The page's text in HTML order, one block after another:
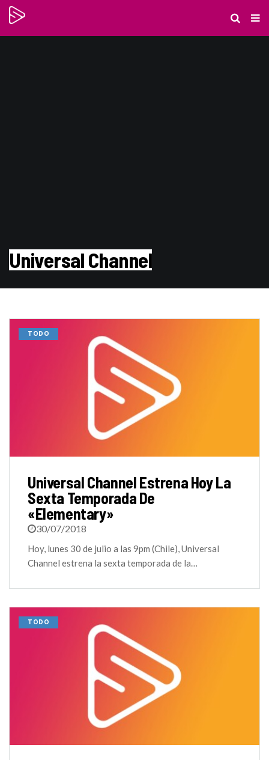
Universal Channel
TODO
Universal Channel Estrena Hoy La
Sexta Temporada De
«Elementary»
30/07/2018
Hoy, lunes 30 de julio a las 9pm (Chile), Universal
Channel estrena la sexta temporada de la…
TODO